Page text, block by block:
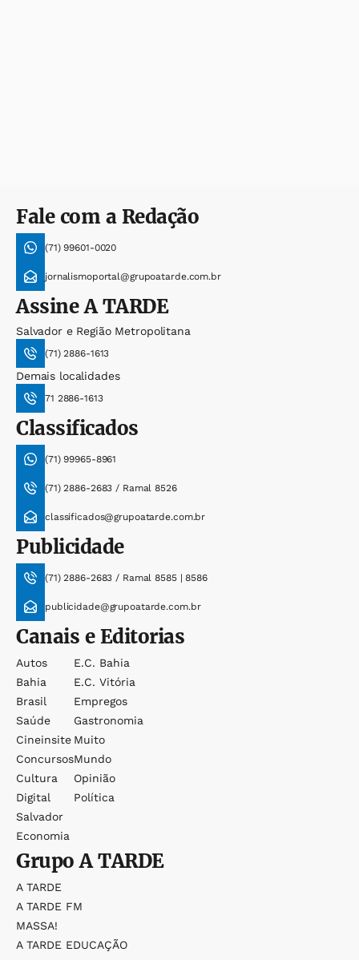
Fale com a Redação
(71) 99601-0020
jornalismoportal@grupoatarde.com.br
AssineA TARDE
Salvador e Região Metropolitana
(71) 2886-1613
Demais localidades
71 2886-1613
Classificados
(71) 99965-8961
(71) 2886-2683 / Ramal 8526
classificados@grupoatarde.com.br
Publicidade
(71) 2886-2683 / Ramal 8585 | 8586
publicidade@grupoatarde.com.br
Canais e Editorias
Autos
Bahia
Brasil
Saúde
Cineinsite
Concursos
Cultura
Digital
Salvador
Economia
E.c. Bahia
E.c. Vitória
Empregos
Gastronomia
Muito
Mundo
Opinião
Política
GrupoA TARDE
A TARDE
A TARDE FM
MASSA!
A TARDE EDUCAÇÃO